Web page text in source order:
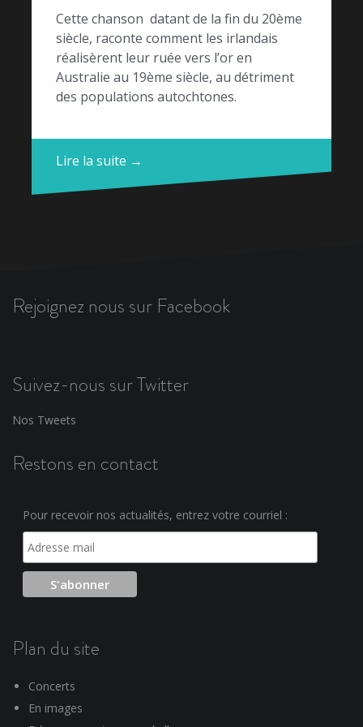
Cette chanson datant de la fin du 20ème
siècle, raconte comment les irlandais
réalisèrent leur ruée vers l’or en
Australie au 19ème siècle, au détriment
des populations autochtones.
Lire la suite →
Rejoignez nous sur Facebook
Suivez-nous sur Twitter
Nos Tweets
Restons en contact
Pour recevoir nos actualités, entrez votre courriel :
Plan du site
Concerts
En images